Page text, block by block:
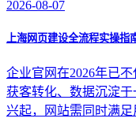
2026-08-07
上海网页建设全流程实操指
企业官网在2026年已
获客转化、数据沉淀
兴起，网站需同时满